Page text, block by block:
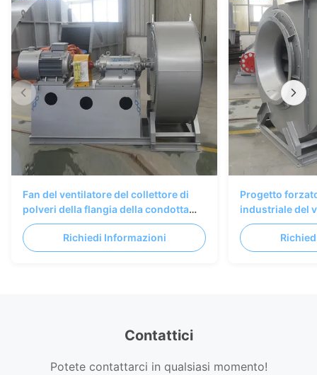
Fan del ventilatore del collettore di
polveri della flangia della condotta
dell'albero primario di metallurgia
Richiedi Informazioni
Progetto
industriale del
collettore di
Contattici
Potete contattarci in qualsiasi momento!